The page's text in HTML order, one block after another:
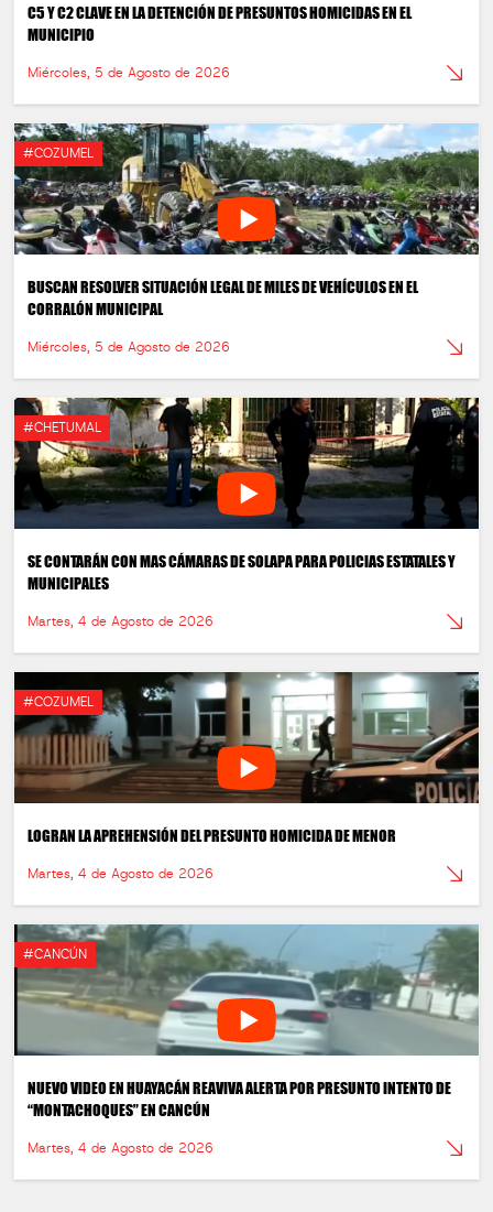
C5 Y C2 CLAVE EN LA DETENCIÓN DE PRESUNTOS HOMICIDAS EN EL
MUNICIPIO
Miércoles, 5 de Agosto de 2026
#COZUMEL
BUSCAN RESOLVER SITUACIÓN LEGAL DE MILES DE VEHÍCULOS EN EL
CORRALÓN MUNICIPAL
Miércoles, 5 de Agosto de 2026
#CHETUMAL
SE CONTARÁN CON MAS CÁMARAS DE SOLAPA PARA POLICIAS ESTATALES Y
MUNICIPALES
Martes, 4 de Agosto de 2026
#COZUMEL
LOGRAN LA APREHENSIÓN DEL PRESUNTO HOMICIDA DE MENOR
Martes, 4 de Agosto de 2026
#CANCÚN
NUEVO VIDEO EN HUAYACÁN REAVIVA ALERTA POR PRESUNTO INTENTO DE
“MONTACHOQUES” EN CANCÚN
Martes, 4 de Agosto de 2026